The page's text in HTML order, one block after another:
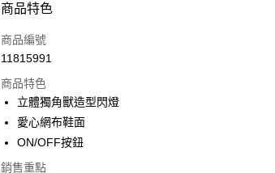
付款方式
信用卡一次付款
大哥付你分期
相關說明
1.本服務由台灣大哥大提供，台灣大哥大用戶可立即使用無須
2.付款方式選擇「大哥付你分期」，訂單成立後會自動跳轉到
ATM付款
商品特色
商品編號
11815991
商品特色
立體獨角獸造型閃燈
愛心網布鞋面
ON/OFF按鈕
銷售重點